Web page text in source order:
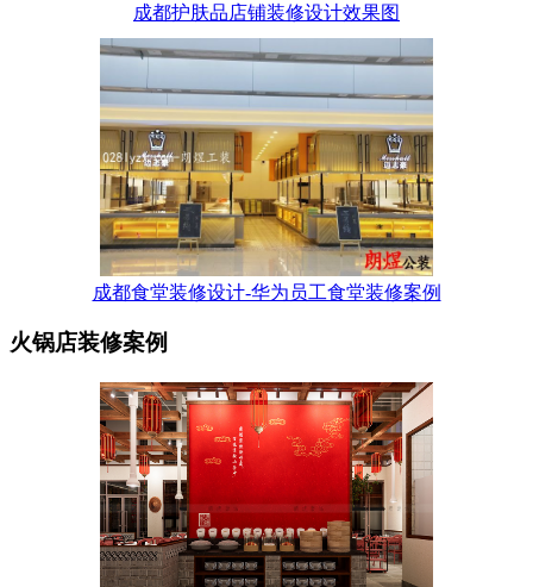
成都护肤品店铺装修设计效果图
成都食堂装修设计-华为员工食堂装修案例
火锅店装修案例